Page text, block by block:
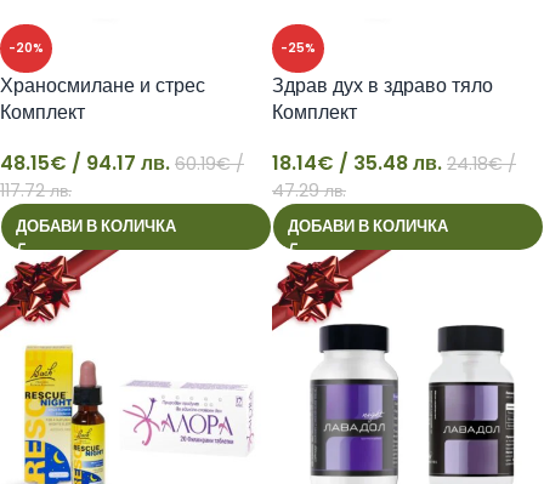
-20%
48
Храносмилане и стрес
Комплект
48.15€ / 94.17 лв. 60.19€/
117.72 лв.
ДОБАВИ В КОЛИЧКА
-25%
18
Здрав дух в здраво тяло
Комплект
18.14€ / 35.48 лв. 24.18€/
47.29 лв.
ДОБАВИ В КОЛИЧКА